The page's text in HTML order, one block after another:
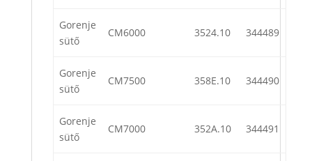
Gorenje
sütő
CM6000 3524.10 344489
Gorenje
sütő
CM7500 358E.10 344490
Gorenje
sütő
CM7000 352A.10 344491